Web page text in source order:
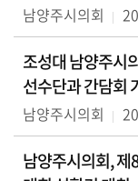
남양주시의회
조성대 남양주시
선수단과 간담회
남양주시의회
남양주시의회,